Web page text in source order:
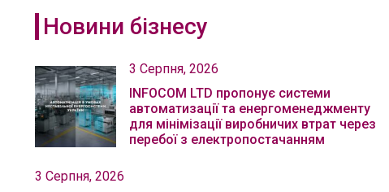
Новини бізнесу
3 Серпня, 2026
INFOCOM LTD пропонує системи
автоматизації та енергоменеджменту
для мінімізації виробничих втрат через
перебої з електропостачанням
3 Серпня, 2026